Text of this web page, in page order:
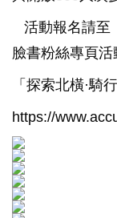
活動報名請至
臉書粉絲專頁
「探索北橫·騎
https://